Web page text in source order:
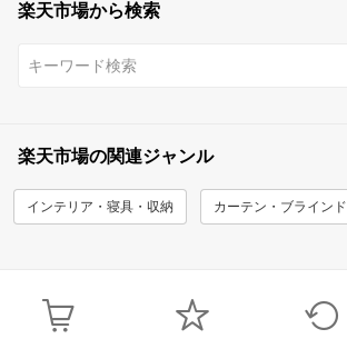
楽天市場から検索
楽天市場の関連ジャンル
インテリア・寝具・収納 カーテン・ブラインド